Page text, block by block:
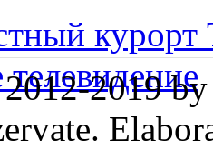
курорт
2019